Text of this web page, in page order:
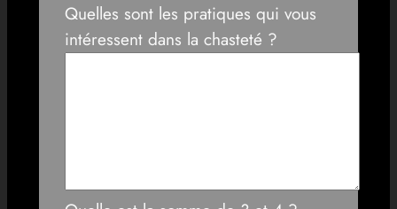
Quelles sont les pratiques qui vous
intéressent dans la chasteté ?